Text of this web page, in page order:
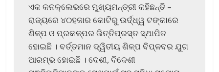
ଏକ କନକ୍ଲେଭରେ ମୁଖ୍ୟମନ୍ତ୍ରୀ କହିଛନ୍ତି –
ରାଜ୍ୟରେ ୪୦ହଜାର କୋଟିରୁ ଉର୍ଦ୍ଧ୍ୱ ଟଙ୍କାରେ
ଶିଳ୍ପ ଓ ପ୍ରକଳ୍ପର ଭିତ୍ତିପ୍ରସ୍ତ ସ୍ଥାପିତ
ହୋଇଛି । ବର୍ତ୍ତମାନ ଦ୍ୱିତୀୟ ଶିଳ୍ପ ବିପ୍ଳବର ଯୁଗ
ଆରମ୍ଭ ହୋଇଛି । ଦେଶୀ, ବିଦେଶୀ